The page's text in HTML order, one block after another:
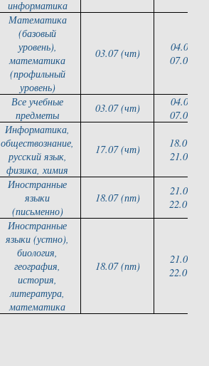
информатика
Математика
(базовый
уровень),
математика
(профильный
уровень)
03.07 (чт)
07.07
Все учебные
предметы
03.07 (чт)
07.07
Информатика,
обществознание,
русский язык,
физика, химия
17.07 (чт)
18.07
21.07
Иностранные
языки
(письменно)
18.07 (пт)
21.07
22.07
Иностранные
языки (устно),
биология,
география,
история,
литература,
математика
18.07 (пт)
21.07
22.07